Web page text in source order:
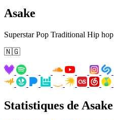
Asake
Superstar Pop Traditional Hip hop
🇳🇬
Statistiques de Asake